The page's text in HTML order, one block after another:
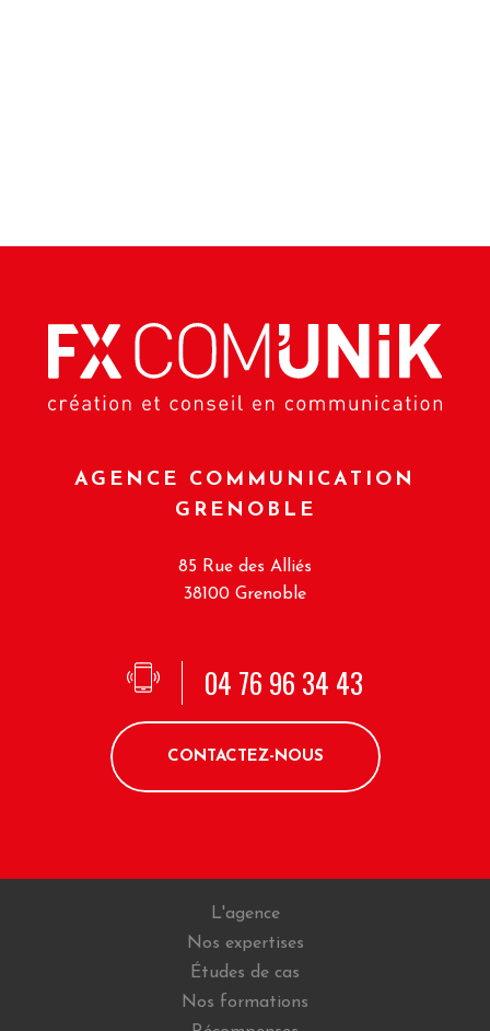
AGENCE COMMUNICATION
GRENOBLE
85 Rue des Alliés
38100 Grenoble
04 76 96 34 43
CONTACTEZ-NOUS
L'agence
Nos expertises
Études de cas
Nos formations